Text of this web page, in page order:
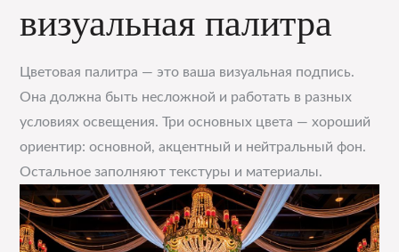
визуальная палитра
Цветовая палитра — это ваша визуальная подпись.
Она должна быть несложной и работать в разных
условиях освещения. Три основных цвета — хороший
ориентир: основной, акцентный и нейтральный фон.
Остальное заполняют текстуры и материалы.